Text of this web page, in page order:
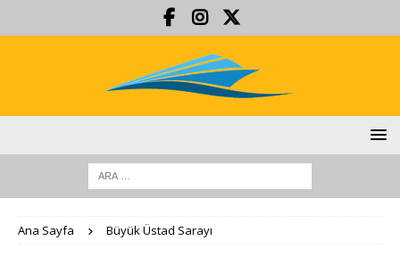
Ana Sayfa Büyük Üstad Sarayı